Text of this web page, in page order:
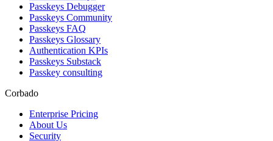
Passkeys Debugger
Passkeys Community
Passkeys FAQ
Passkeys Glossary
Authentication KPIs
Passkeys Substack
Passkey consulting
Corbado
Enterprise Pricing
About Us
Security